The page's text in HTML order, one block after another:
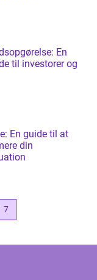
En
til investorer og
En guide til at
din
7